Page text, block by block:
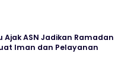
Ajak ASN Jadikan Ramadan
Iman dan Pelayanan